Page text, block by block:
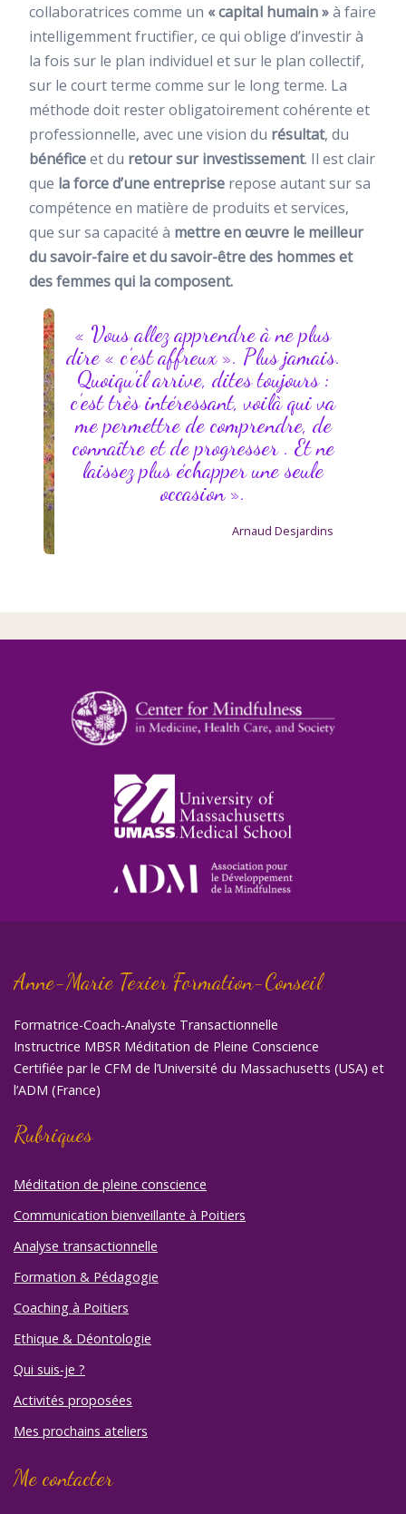
collaboratrices comme un « capital humain »à faire
intelligemment fructifier, ce qui oblige d’investir à
la fois sur le plan individuel et sur le plan collectif,
sur le court terme comme sur le long terme. La
méthode doit rester obligatoirement cohérente et
professionnelle, avec une vision du résultat, du
bénéficeet du retour sur investissement. Il est clair
que la force d’une entreprise repose autant sur sa
compétence en matière de produits et services,
que sur sa capacité à mettre en œuvre le meilleur
du savoir-faire et du savoir-être des hommes et
des femmes qui la composent.
« Vous allez apprendre à ne plus
dire « c’est affreux ». Plus jamais.
Quoiqu’il arrive, dites toujours :
c’est très intéressant, voilà qui va
me permettre de comprendre, de
connaître et de progresser . Et ne
laissez plus échapper une seule
occasion ».
Arnaud Desjardins
Anne-Marie Texier Formation-Conseil
Formatrice-Coach-Analyste Transactionnelle
Instructrice MBSR Méditation de Pleine Conscience
Certifiée par le CFM de l’Université du Massachusetts (USA) et
l’ADM (France)
Rubriques
Méditation de pleine conscience
Communication bienveillante à Poitiers
Analyse transactionnelle
Formation & Pédagogie
Coaching à Poitiers
Ethique & Déontologie
Qui suis-je ?
Activités proposées
Mes prochains ateliers
Me contacter